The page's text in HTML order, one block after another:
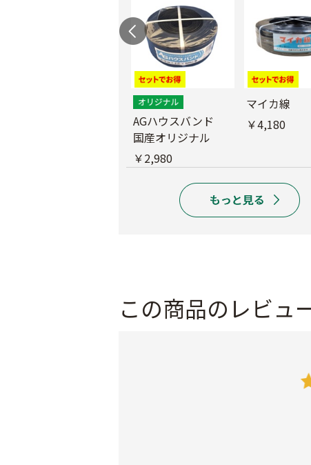
AGハウスバンド
国産オリジナル
￥2,980
マイカ線
￥4,180
この商品のレビュ